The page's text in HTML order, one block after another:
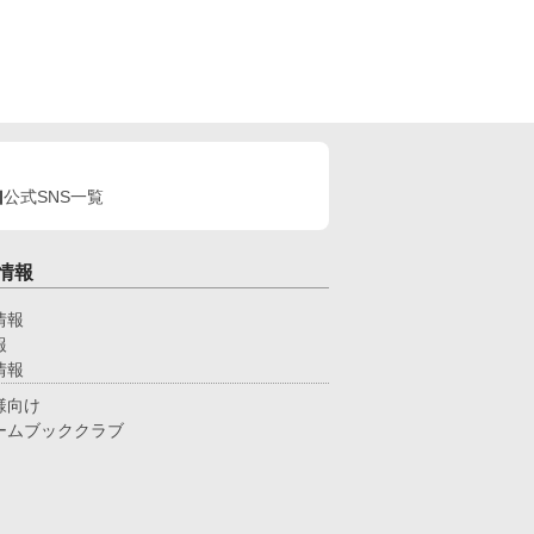
公式SNS一覧
報
報
報
向け
ムブッククラブ